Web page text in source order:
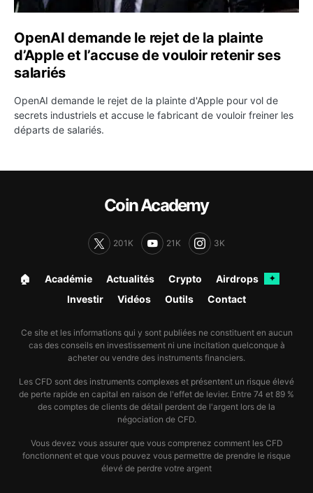
OpenAI demande le rejet de la plainte
d’Apple et l’accuse de vouloir retenir ses
salariés
OpenAI demande le rejet de la plainte d'Apple pour vol de
secrets industriels et accuse le fabricant de vouloir freiner les
départs de salariés.
Coin Academy
201K 21K 3K
🏠︎ Académie Actualités Crypto Airdrops ✦
Investir Vidéos Outils Contact
Ce site et les informations qui y sont publiées ne constituent en aucun
cas des conseils en investissement ni une incitation quelconque à
acheter ou vendre des instruments financiers.
Les CFD sont des instruments complexes et présentent un risque élevé
de perte rapide en capital en raison de l'effet de levier. Entre 74 et 89 %
des comptes de clients de détail perdent de l'argent lors de la
négociation de CFD.
Vous devez vous assurer que vous comprenez comment les CFD
fonctionnent et que vous pouvez vous permettre de prendre le risque
élevé de perdre votre argent